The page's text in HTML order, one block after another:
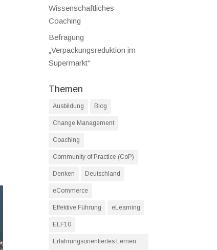
Wissenschaftliches
Coaching
Befragung
„Verpackungsreduktion im
Supermarkt“
Themen
Ausbildung Blog
Change Management
Coaching
Community of Practice (CoP)
Denken Deutschland
eCommerce
Effektive Führung eLearning
ELF10
Erfahrungsorientiertes Lernen